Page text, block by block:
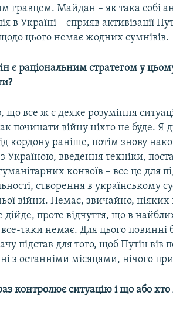
гравцем. Майдан – як така собі
в Україні – сприяв активізації
цього немає жодних сумнівів.
є раціональним стратегом у
що все ж є деяке розуміння
починати війну ніхто не буде.
кордону раніше, потім знову
Україною, введення техніки,
конвоїв – все це для
створення в українському
війни. Немає, звичайно, ніяких
дійде, проте відчуття, що в
все-таки немає. Для цього повинні
підстав для того, щоб Путін вів
з останніми місяцями, нічого
контролює ситуацію і що або